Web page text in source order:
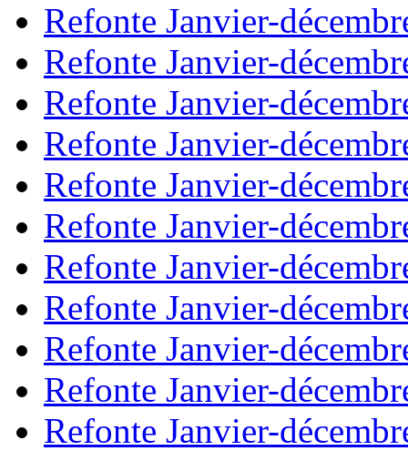
Refonte Janvier-
Refonte Janvier-
Refonte Janvier-
Refonte Janvier-
Refonte Janvier-
Refonte Janvier-
Refonte Janvier-
Refonte Janvier-
Refonte Janvier-
Refonte Janvier-
Refonte Janvier-